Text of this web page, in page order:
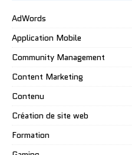
AdWords
Application Mobile
Community Management
Content Marketing
Contenu
Création de site web
Formation